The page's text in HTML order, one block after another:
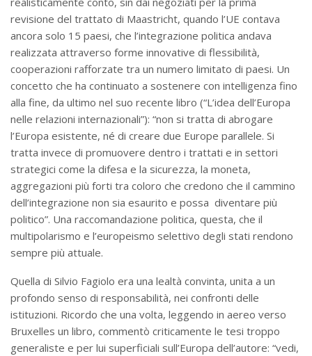
revisione del trattato di Maastricht, quando l’UE contava
ancora solo 15 paesi, che l’integrazione politica andava
realizzata attraverso forme innovative di flessibilità,
cooperazioni rafforzate tra un numero limitato di paesi. Un
concetto che ha continuato a sostenere con intelligenza fino
alla fine, da ultimo nel suo recente libro (“L’idea dell’Europa
nelle relazioni internazionali”): “non si tratta di abrogare
l’Europa esistente, né di creare due Europe parallele. Si
tratta invece di promuovere dentro i trattati e in settori
strategici come la difesa e la sicurezza, la moneta,
aggregazioni più forti tra coloro che credono che il cammino
dell’integrazione non sia esaurito e possa diventare più
politico”. Una raccomandazione politica, questa, che il
multipolarismo e l’europeismo selettivo degli stati rendono
sempre più attuale.
Quella di Silvio Fagiolo era una lealtà convinta, unita a un
profondo senso di responsabilità, nei confronti delle
istituzioni. Ricordo che una volta, leggendo in aereo verso
Bruxelles un libro, commentò criticamente le tesi troppo
generaliste e per lui superficiali sull’Europa dell’autore: “vedi,